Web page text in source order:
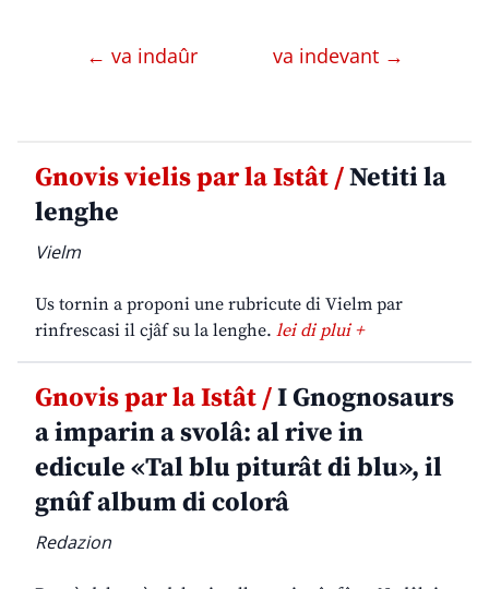
← va indaûr va indevant →
Gnovis vielis par la Istât /Netiti la
lenghe
Vielm
Us tornin a proponi une rubricute di Vielm par
rinfrescasi il cjâf su la lenghe. lei di plui +
Gnovis par la Istât /I Gnognosaurs
a imparin a svolâ: al rive in
edicule «Tal blu piturât di blu», il
gnûf album di colorâ
Redazion